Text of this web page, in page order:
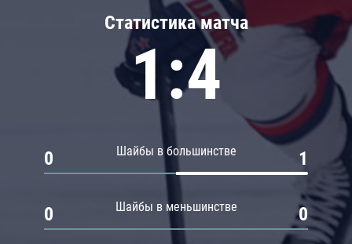
Статистика матча
1:4
Шайбы в большинстве
0 1
Шайбы в меньшинстве
0 0